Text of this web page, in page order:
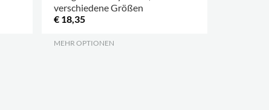
verschiedene Größen
€ 18,35
MEHR OPTIONEN